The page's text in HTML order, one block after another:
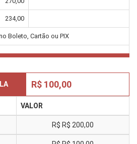
234,00
Boleto, Cartão ou PIX
R$ 100,00
VALOR
R$ R$ 200,00